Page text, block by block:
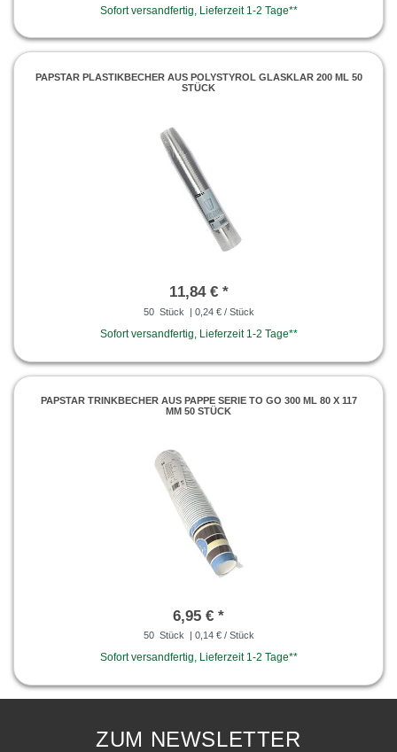
Sofort versandfertig, Lieferzeit 1-2 Tage**
PAPSTAR PLASTIKBECHER AUS POLYSTYROL GLASKLAR 200 ML 50
STÜCK
11,84 € *
50 Stück | 0,24 € / Stück
Sofort versandfertig, Lieferzeit 1-2 Tage**
PAPSTAR TRINKBECHER AUS PAPPE SERIE TO GO 300 ML 80 X 117
MM 50 STÜCK
6,95 € *
50 Stück | 0,14 € / Stück
Sofort versandfertig, Lieferzeit 1-2 Tage**
ZUM NEWSLETTER